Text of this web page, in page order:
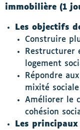
immobilière (1
Les objectifs
Construire
Restructurer
logement
Répondre
mixité sociale
Améliorer le
cohésion
Les